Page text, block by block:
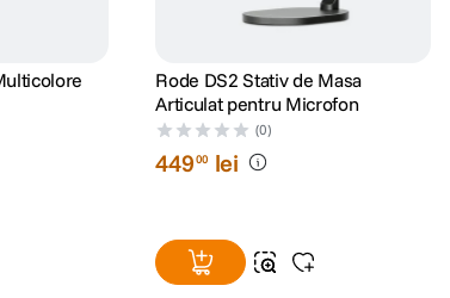
Rode DS2 Stativ de Masa
Articulat pentru Microfon
(0)
44900 lei